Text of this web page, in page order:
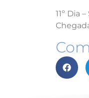
11º Dia